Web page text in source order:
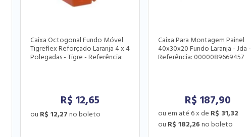
Caixa Octogonal Fundo Móvel
Tigreflex Reforçado Laranja 4 x 4
Polegadas - Tigre - Referência:
R$ 12,65
R$ 12,27
Caixa Para Montagem Painel
40x30x20 Fundo Laranja - Jda -
Referência: 0000089669457
R$ 187,90
6x de R$ 31,32
R$ 182,26